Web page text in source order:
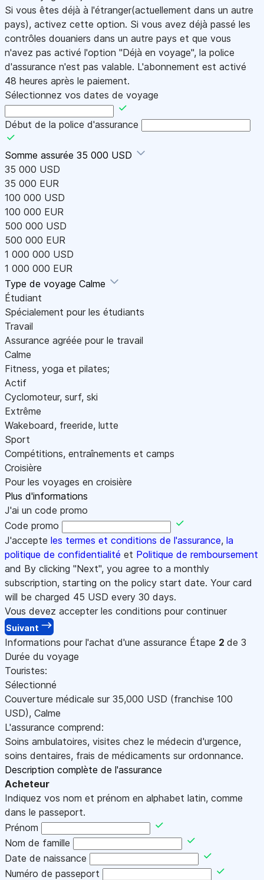
Si vous êtes déjà à l'étranger(actuellement dans un autre
pays), activez cette option. Si vous avez déjà passé les
contrôles douaniers dans un autre pays et que vous
n'avez pas activé l'option "Déjà en voyage", la police
d'assurance n'est pas valable. L'abonnement est activé
48 heures après le paiement.
Sélectionnez vos dates de voyage
Début de la police d'assurance
Somme assurée 35 000 USD
35 000 USD
35 000 EUR
100 000 USD
100 000 EUR
500 000 USD
500 000 EUR
1 000 000 USD
1 000 000 EUR
Type de voyage Calme
Étudiant
Spécialement pour les étudiants
Travail
Assurance agréée pour le travail
Calme
Fitness, yoga et pilates;
Actif
Cyclomoteur, surf, ski
Extrême
Wakeboard, freeride, lutte
Sport
Compétitions, entraînements et camps
Croisière
Pour les voyages en croisière
Plus d'informations
J'ai un code promo
Code promo
J'accepte les termes et conditions de l'assurance, la
politique de confidentialité et Politique de remboursement
and By clicking "Next", you agree to a monthly
subscription, starting on the policy start date. Your card
will be charged 45 USD every 30 days.
Vous devez accepter les conditions pour continuer
Suivant
Informations pour l'achat d'une assurance Étape 2 de 3
Durée du voyage
Touristes:
Sélectionné
Couverture médicale sur 35,000 USD (franchise 100
USD), Calme
L'assurance comprend:
Soins ambulatoires, visites chez le médecin d'urgence,
soins dentaires, frais de médicaments sur ordonnance.
Description complète de l'assurance
Acheteur
Indiquez vos nom et prénom en alphabet latin, comme
dans le passeport.
Prénom
Nom de famille
Date de naissance
Numéro de passeport